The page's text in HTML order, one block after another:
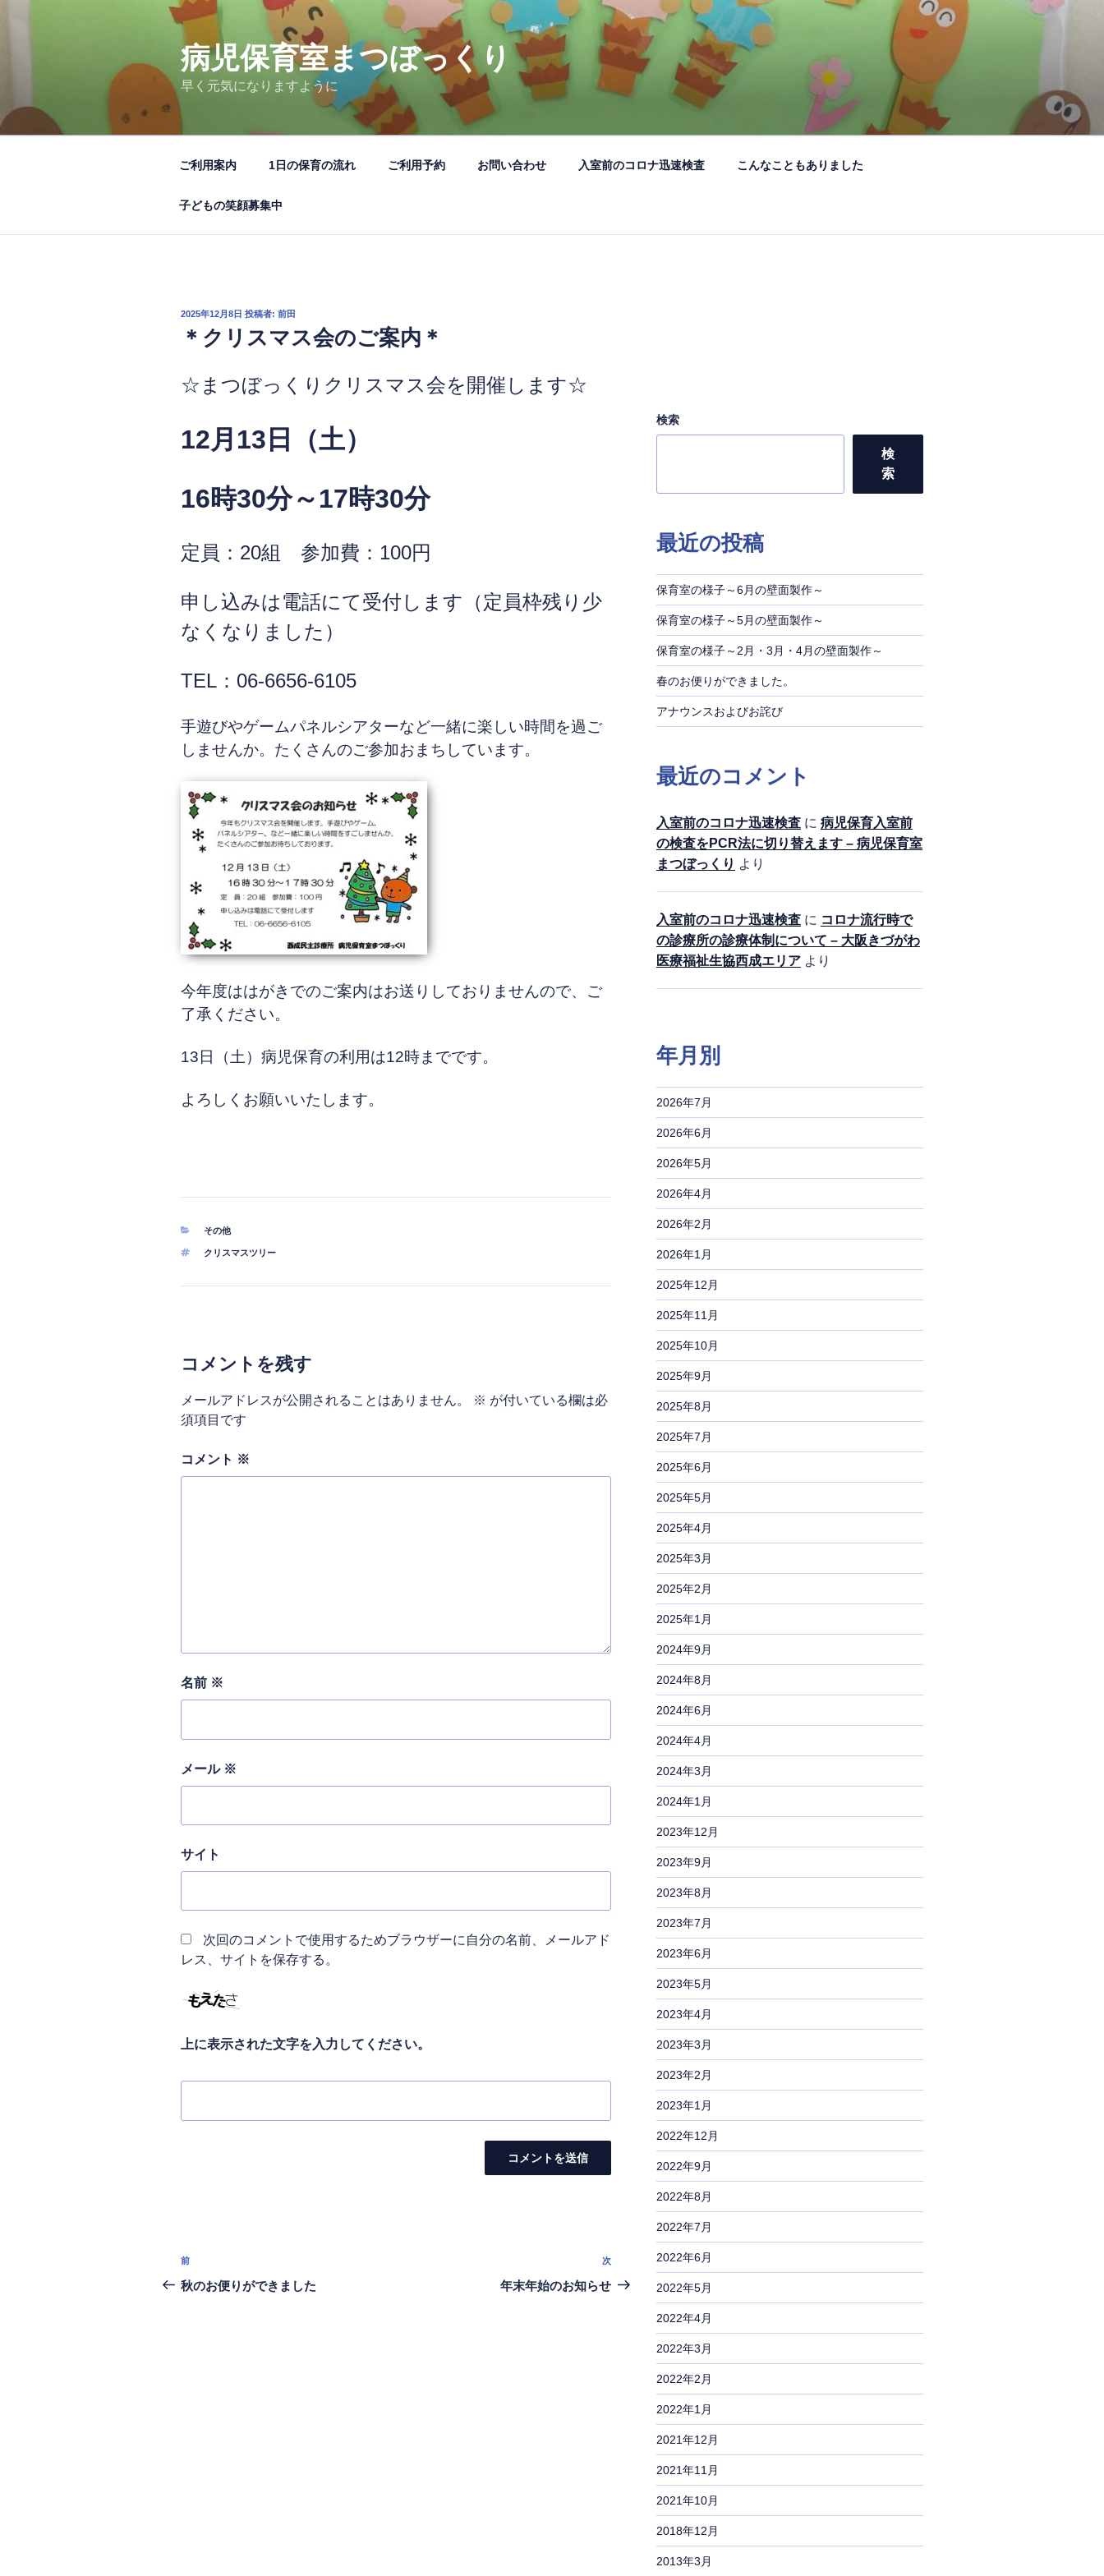
ス
病児保育室まつぼっくり
早く元気になりますように
ご利用案内 1日の保育の流れ ご利用予約 お問い合わせ 入室前のコロナ迅速検査 こんなこともありました
子どもの笑顔募集中
投
日:
2025年12月8日 投稿者: 前田
＊クリスマス会のご案内＊
☆まつぼっくりクリスマス会を開催します☆
12月13日（土）
16時30分～17時30分
定員：20組 参加費：100円
申し込みは電話にて受付します（定員枠残り少
なくなりました）
TEL：06-6656-6105
手遊びやゲームパネルシアターなど一緒に楽しい時間を過ご
しませんか。 たくさんのご参加おまちしています。
今年度ははがきでのご案内はお送りしておりませんので、ご
了承ください。
13日（土）病児保育の利用は12時までです。
よろしくお願いいたします。
分
その他
タ
クリスマスツリー
コメントを残す
メールアドレスが公開されることはありません。 ※ が付いている欄は必
須項目です
コメント ※
名前 ※
メール ※
サイト
次回のコメントで使用するためブラウザーに自分の名前、メールアド
レス、サイトを保存する。
上に表示された文字を入力してください。
投
稿
前
の
前
秋のお便りができました
次
の
次
年末年始のお知らせ
検索
検
索
最近の投稿
保育室の様子～6月の壁面製作～
保育室の様子～5月の壁面製作～
保育室の様子～2月・3月・4月の壁面製作～
春のお便りができました。
アナウンスおよびお詫び
最近のコメント
入室前のコロナ迅速検査に 病児保育入室前
の検査をPCR法に切り替えます – 病児保育室
まつぼっくり より
入室前のコロナ迅速検査に コロナ流行時で
の診療所の診療体制について – 大阪きづがわ
医療福祉生協西成エリアより
年月別
2026年7月
2026年6月
2026年5月
2026年4月
2026年2月
2026年1月
2025年12月
2025年11月
2025年10月
2025年9月
2025年8月
2025年7月
2025年6月
2025年5月
2025年4月
2025年3月
2025年2月
2025年1月
2024年9月
2024年8月
2024年6月
2024年4月
2024年3月
2024年1月
2023年12月
2023年9月
2023年8月
2023年7月
2023年6月
2023年5月
2023年4月
2023年3月
2023年2月
2023年1月
2022年12月
2022年9月
2022年8月
2022年7月
2022年6月
2022年5月
2022年4月
2022年3月
2022年2月
2022年1月
2021年12月
2021年11月
2021年10月
2018年12月
2013年3月